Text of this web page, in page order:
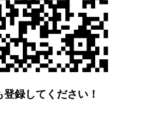
録してください！